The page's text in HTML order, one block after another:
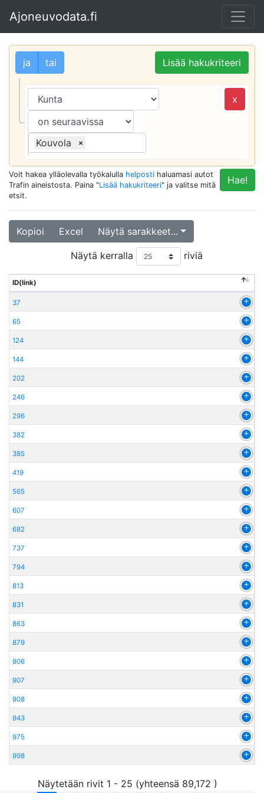
Ajoneuvodata.fi
Lisää hakukriteeri
ja tai
x
Kouvola ×
Hae!
Voit hakea ylläolevalla työkalulla helposti haluamasi autot
Trafin aineistosta. Paina "Lisää hakukriteeri" ja valitse mitä
etsit.
Kopioi Excel Näytä sarakkeet...
Näytä kerralla riviä
ID(link)
37
65
124
144
202
246
296
382
385
419
565
607
682
737
794
813
831
863
879
906
907
908
943
975
998
Näytetään rivit 1 - 25 (yhteensä 89,172 )